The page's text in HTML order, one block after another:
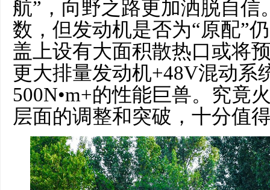
航”，向野之路更加洒脱自
数，但发动机是否为“原配”
盖上设有大面积散热口或将
更大排量发动机+48V混动系
500N•m+的性能巨兽。究竟
层面的调整和突破，十分值